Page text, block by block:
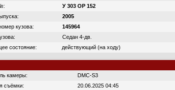
У 303 ОР 152
2005
кузова:
145964
Седан 4-дв.
состояние:
действующий (на ходу)
камеры:
DMC-S3
съёмки:
20.06.2025 04:45